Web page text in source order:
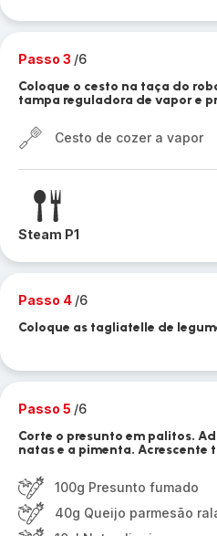
Passo 3 /6
Coloque o cesto na taça do
tampa reguladora de vapor e
Cesto de cozer a vapor
Steam P1
Passo 4 /6
Coloque as tagliatelle de
Passo 5 /6
Corte o presunto em palitos.
natas e a pimenta. Acrescente
100g Presunto fumado
40g Queijo parmesão